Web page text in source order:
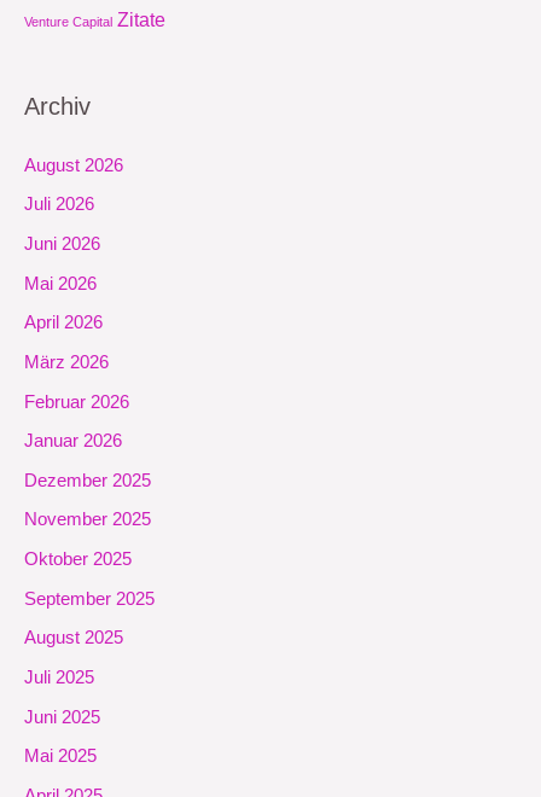
Venture Capital Zitate
Archiv
August 2026
Juli 2026
Juni 2026
Mai 2026
April 2026
März 2026
Februar 2026
Januar 2026
Dezember 2025
November 2025
Oktober 2025
September 2025
August 2025
Juli 2025
Juni 2025
Mai 2025